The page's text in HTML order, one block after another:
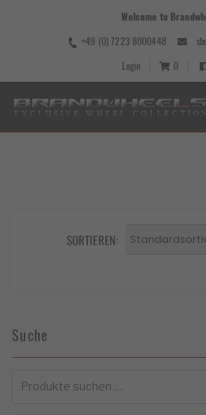
Welcome to
+49 (0) 7223 8000448
Login
0
SORTIEREN:
Suche
nach: